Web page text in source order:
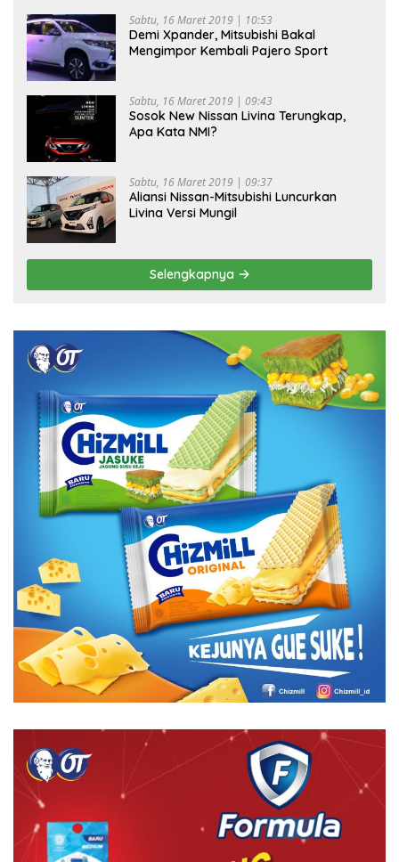
Sabtu, 16 Maret 2019 | 10:53
Demi Xpander, Mitsubishi Bakal
Mengimpor Kembali Pajero Sport
Sabtu, 16 Maret 2019 | 09:43
Sosok New Nissan Livina Terungkap,
Apa Kata NMI?
Sabtu, 16 Maret 2019 | 09:37
Aliansi Nissan-Mitsubishi Luncurkan
Livina Versi Mungil
Selengkapnya